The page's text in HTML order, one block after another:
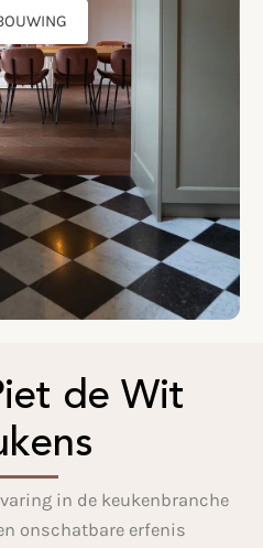
de Wit
in de keukenbranche
onschatbare erfenis